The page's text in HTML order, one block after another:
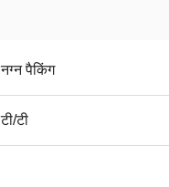
नग्न पैकिंग
टी/टी